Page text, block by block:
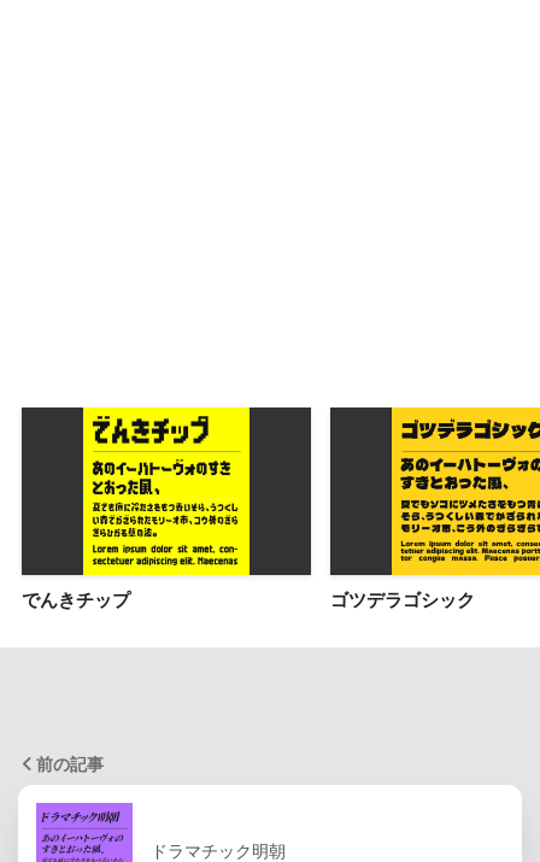
でんきチップ ゴツデラゴシック
前の記事
ドラマチック明朝